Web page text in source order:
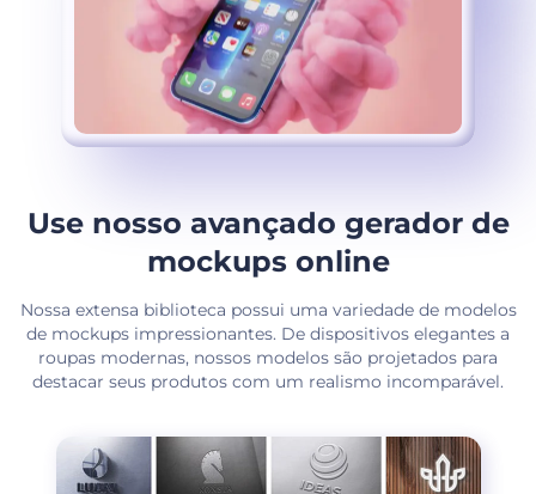
Use nosso avançado gerador de
mockups online
Nossa extensa biblioteca possui uma variedade de modelos
de mockups impressionantes. De dispositivos elegantes a
roupas modernas, nossos modelos são projetados para
destacar seus produtos com um realismo incomparável.